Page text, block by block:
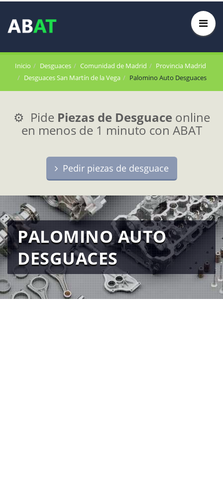
Inicio Desguaces Comunidad de Madrid
Provincia Madrid
Desguaces San Martín de la Vega
Palomino Auto Desguaces
⚙️ Pide Piezas de Desguace online
en menos de 1 minuto con ABAT
Pedir piezas de desguace
PALOMINO AUTO
DESGUACES